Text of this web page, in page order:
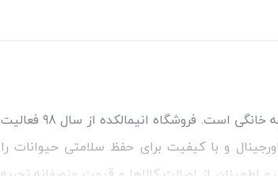
مطمئن‌ترین مرجع خرید غذا و کالاهای مورد نیاز برای سلامتی و رفاه سگ و گربه خانگی است. فروشگاه انیمالکده از سال 98 فعالیت
و با کیفیت برای حفظ سلامتی حیوانات را